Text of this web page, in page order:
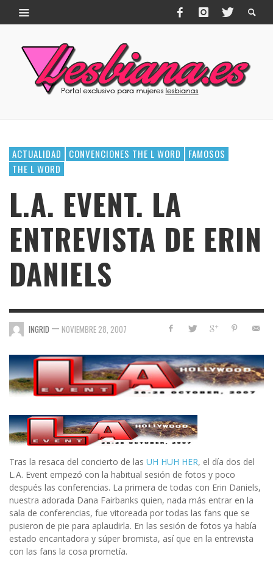
ACTUALIDAD CONVENCIONES THE L WORD
FAMOSOS
THE L WORD
L.A. EVENT. LA
ENTREVISTA DE ERIN
DANIELS
INGRID — NOVIEMBRE 28, 2007
Tras la resaca del concierto de las UH HUH HER, el día dos del
L.A. Event empezó con la habitual sesión de fotos y poco
después las conferencias. La primera de todas con Erin Daniels,
nuestra adorada Dana Fairbanks quien, nada más entrar en la
sala de conferencias, fue vitoreada por todas las fans que se
pusieron de pie para aplaudirla. En las sesión de fotos ya había
estado encantadora y súper bromista, así que en la entrevista
con las fans la cosa prometía.